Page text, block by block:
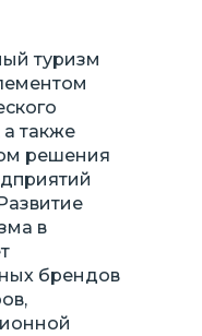
туризм
а также
решения
в
брендов